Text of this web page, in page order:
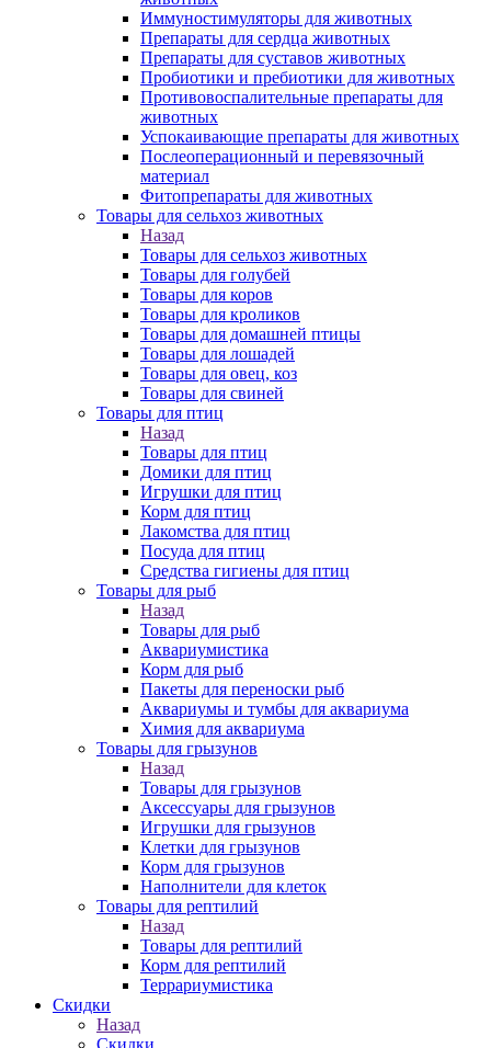
Иммуностимуляторы для животных
Препараты для сердца животных
Препараты для суставов животных
Пробиотики и пребиотики для животных
Противовоспалительные препараты для
животных
Успокаивающие препараты для животных
Послеоперационный и перевязочный
материал
Фитопрепараты для животных
Товары для сельхоз животных
Назад
Товары для сельхоз животных
Товары для голубей
Товары для коров
Товары для кроликов
Товары для домашней птицы
Товары для лошадей
Товары для овец, коз
Товары для свиней
Товары для птиц
Назад
Товары для птиц
Домики для птиц
Игрушки для птиц
Корм для птиц
Лакомства для птиц
Посуда для птиц
Средства гигиены для птиц
Товары для рыб
Назад
Товары для рыб
Аквариумистика
Корм для рыб
Пакеты для переноски рыб
Аквариумы и тумбы для аквариума
Химия для аквариума
Товары для грызунов
Назад
Товары для грызунов
Аксессуары для грызунов
Игрушки для грызунов
Клетки для грызунов
Корм для грызунов
Наполнители для клеток
Товары для рептилий
Назад
Товары для рептилий
Корм для рептилий
Террариумистика
Скидки
Назад
Скидки